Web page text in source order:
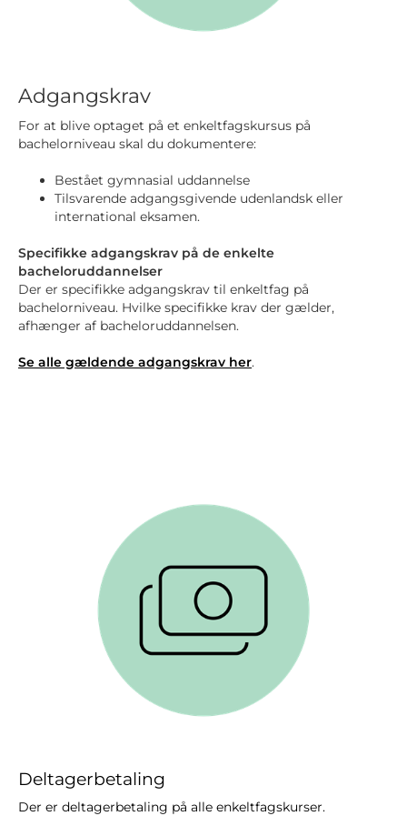
Adgangskrav
For at blive optaget på et enkeltfagskursus på
bachelorniveau skal du dokumentere:
Bestået gymnasial uddannelse
Tilsvarende adgangsgivende udenlandsk eller
international eksamen.
Specifikke adgangskrav på de enkelte
bacheloruddannelser
Der er specifikke adgangskrav til enkeltfag på
bachelorniveau. Hvilke specifikke krav der gælder,
afhænger af bacheloruddannelsen.
Se alle gældende adgangskrav her.
Deltagerbetaling
Der er deltagerbetaling på alle enkeltfagskurser.